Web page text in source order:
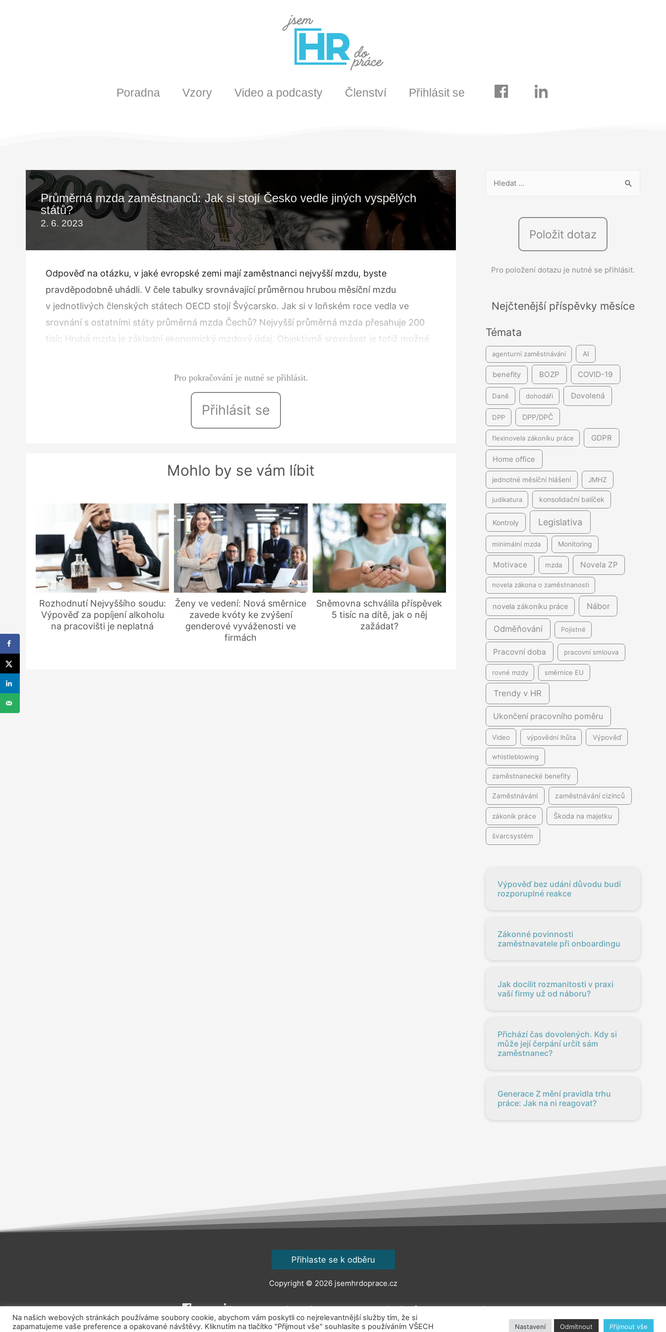
Poradna Vzory Video a podcasty Členství Přihlásit se
Průměrná mzda zaměstnanců: Jak si stojí Česko vedle jiných vyspělých
států?
2. 6. 2023
Odpověď na otázku, v jaké evropské zemi mají zaměstnanci nejvyšší mzdu, byste
pravděpodobně uhádli. V čele tabulky srovnávající průměrnou hrubou měsíční mzdu
v jednotlivých členských státech OECD stojí Švýcarsko. Jak si v loňském roce vedla ve
srovnání s ostatními státy průměrná mzda Čechů? Nejvyšší průměrná mzda přesahuje 200
tisíc Hrubá mzda je základní ekonomický mzdový údaj. Objektivně srovnávat je totiž možné
Pro pokračování je nutné se přihlásit.
Přihlásit se
Mohlo by se vám líbit
Rozhodnutí Nejvyššího soudu:
Výpověď za popíjení alkoholu
na pracovišti je neplatná
Ženy ve vedení: Nová směrnice
zavede kvóty ke zvýšení
genderové vyváženosti ve
firmách
Sněmovna schválila příspěvek
5 tisíc na dítě, jak o něj
zažádat?
Položit dotaz
Pro položení dotazu je nutné se přihlásit.
Nejčtenější příspěvky měsíce
Témata
agenturní zaměstnávání AI
benefity BOZP COVID-19
Daně dohodáři Dovolená
DPP DPP/DPČ
flexinovela zákoníku práce GDPR
Home office
jednotné měsíční hlášení JMHZ
judikatura konsolidační balíček
Kontroly Legislativa
minimální mzda Monitoring
Motivace mzda Novela ZP
novela zákona o zaměstnanosti
novela zákoníku práce Nábor
Odměňování Pojistné
Pracovní doba pracovní smlouva
rovné mzdy směrnice EU
Trendy v HR
Ukončení pracovního poměru
Video výpovědní lhůta Výpověď
whistleblowing
zaměstnanecké benefity
Zaměstnávání zaměstnávání cizinců
zákoník práce Škoda na majetku
švarcsystém
Výpověď bez udání důvodu budí
rozporuplné reakce
Zákonné povinnosti
zaměstnavatele při onboardingu
Jak docílit rozmanitosti v praxi
vaší firmy už od náboru?
Přichází čas dovolených. Kdy si
může její čerpání určit sám
zaměstnanec?
Generace Z mění pravidla trhu
práce: Jak na ni reagovat?
Přihlaste se k odběru
Copyright © 2026 jsemhrdoprace.cz
Obchodní podmínky Ochrana osobních údajů Kontakt O nás
Na našich webových stránkách používáme soubory cookie, abychom vám poskytli co nejrelevantnější služby tím, že si
zapamatujeme vaše preference a opakované návštěvy. Kliknutím na tlačítko "Přijmout vše" souhlasíte s používáním VŠECH
Nastavení Odmítnout Přijmout vše